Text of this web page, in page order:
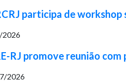
participa de workshop
RJ promove reunião
2026